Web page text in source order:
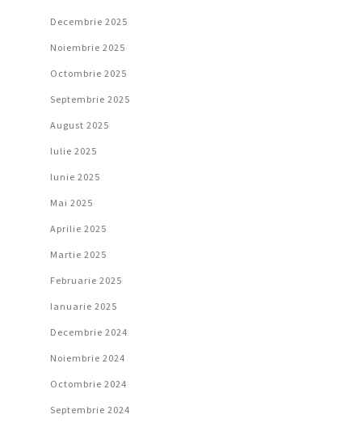
Decembrie 2025
Noiembrie 2025
Octombrie 2025
Septembrie 2025
August 2025
Iulie 2025
Iunie 2025
Mai 2025
Aprilie 2025
Martie 2025
Februarie 2025
Ianuarie 2025
Decembrie 2024
Noiembrie 2024
Octombrie 2024
Septembrie 2024